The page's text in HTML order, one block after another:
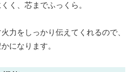
く、芯までふっくら。
力をしっかり伝えてくれるので、
になります。